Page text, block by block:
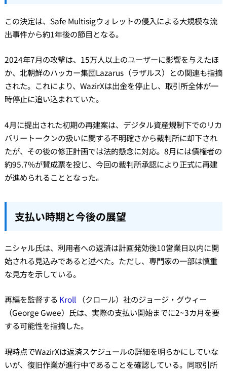
この決定は、Safe Multisigウォレットの侵入による大規模な流
出事件から約1年後の節目となる。
2024年7月の攻撃は、15万人以上のユーザーに影響を与えたほ
か、北朝鮮のハッカー集団Lazarus（ラザルス）との関連も指摘
された。これにより、WazirXは出金を停止し、取引所全体が一
時停止に追い込まれていた。
4月に提出された初期の再建案は、デジタル資産規制下でのリカ
バリートークンの扱いに関する不明確さから裁判所に却下され
たが、その後の修正計画では法的懸念に対応。8月には債権者の
約95.7%が賛成票を投じ、今回の裁判所承認により正式に再建
が進められることとなった。
支払い時期と今後の展望
ニシャル氏は、利用者への返済は計画発効後10営業日以内に開
始される見込みであると述べた。ただし、専門家の一部は慎重
な見方を示している。
再編を監督する Kroll （クロール）社のジョージ・グウィー
（George Gwee）氏は、実際の支払い開始までに2~3カ月を要
する可能性を指摘した。
現時点でWazirXは返済スケジュールの詳細を明らかにしていな
いが、復旧作業が進行中であることを確認している。同取引所